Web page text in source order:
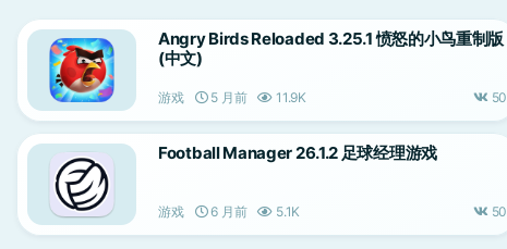
Angry Birds Reloaded 3.25.1 愤怒的小鸟重制版
(中文)
游戏 5 月前 11.9K 50
Football Manager 26.1.2 足球经理游戏
游戏 6 月前 5.1K 50